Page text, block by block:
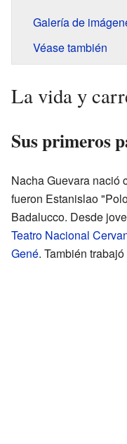
Galería de
Véase también
La vida y
Sus primeros
Nacha Guevara nació
fueron Estanislao
Badalucco. Desde
Teatro Nacional
Gené. También